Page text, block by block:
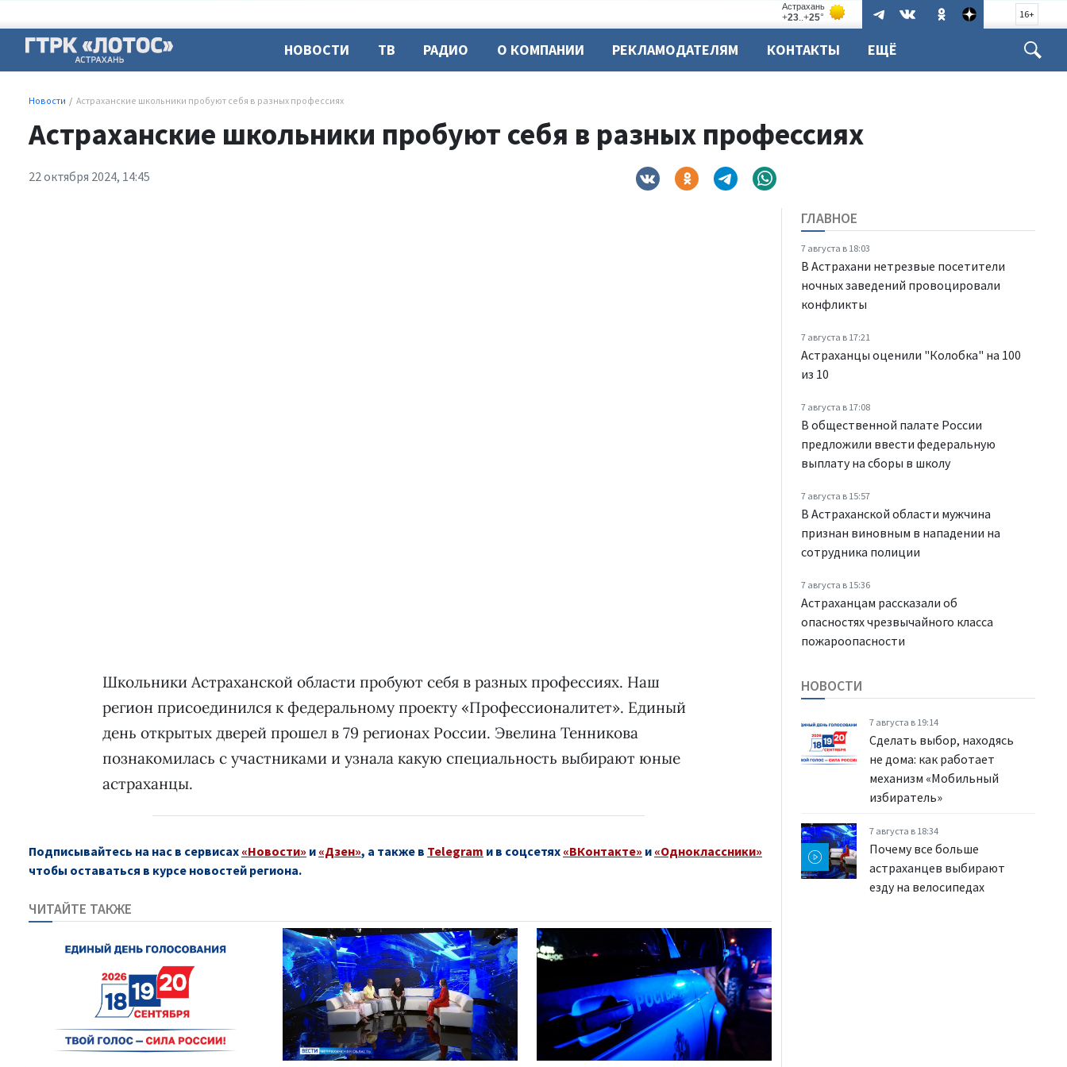
16+
НОВОСТИ ТВ РАДИО О КОМПАНИИ РЕКЛАМОДАТЕЛЯМ КОНТАКТЫ ЕЩЁ
Новости Астраханские школьники пробуют себя в разных профессиях
Астраханские школьники пробуют себя в разных профессиях
22 октября 2024, 14:45
ГЛАВНОЕ
7 августа в 18:03
В Астрахани нетрезвые посетители
ночных заведений провоцировали
конфликты
7 августа в 17:21
Астраханцы оценили "Колобка" на 100
из 10
7 августа в 17:08
В общественной палате России
предложили ввести федеральную
выплату на сборы в школу
7 августа в 15:57
В Астраханской области мужчина
признан виновным в нападении на
сотрудника полиции
7 августа в 15:36
Астраханцам рассказали об
опасностях чрезвычайного класса
пожароопасности
Школьники Астраханской области пробуют себя в разных профессиях. Наш
регион присоединился к федеральному проекту «Профессионалитет». Единый
день открытых дверей прошел в 79 регионах России. Эвелина Тенникова
познакомилась с участниками и узнала какую специальность выбирают юные
астраханцы.
Подписывайтесь на нас в сервисах «Новости» и «Дзен», а также в Telegram и в соцсетях «ВКонтакте» и «Одноклассники»
чтобы оставаться в курсе новостей региона.
ЧИТАЙТЕ ТАКЖЕ
НОВОСТИ
7 августа в 19:14
Сделать выбор, находясь
не дома: как работает
механизм «Мобильный
избиратель»
7 августа в 18:34
Почему все больше
астраханцев выбирают
езду на велосипедах